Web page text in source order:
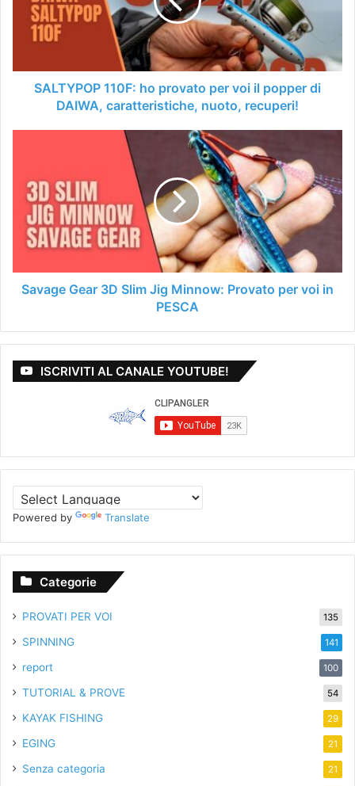
di
DAIWA,
caratteristiche,
SALTYPOP 110F: ho provato per voi il popper di
DAIWA, caratteristiche, nuoto, recuperi!
Slim
Jig
Minnow:
Provato
voi
Savage Gear 3D Slim Jig Minnow: Provato per voi in
PESCA
ISCRIVITI AL CANALE YOUTUBE!
Powered by Translate
Categorie
PROVATI PER VOI 135
SPINNING 141
report 100
TUTORIAL & PROVE 54
KAYAK FISHING 29
EGING 21
Senza categoria 21